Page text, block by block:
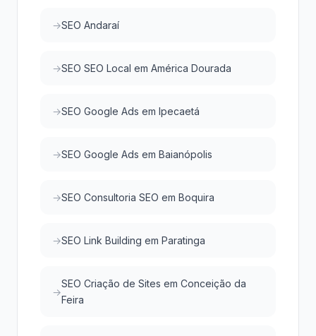
SEO Andaraí
SEO SEO Local em América Dourada
SEO Google Ads em Ipecaetá
SEO Google Ads em Baianópolis
SEO Consultoria SEO em Boquira
SEO Link Building em Paratinga
SEO Criação de Sites em Conceição da
Feira